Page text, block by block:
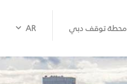
محطة توقف دبي AR